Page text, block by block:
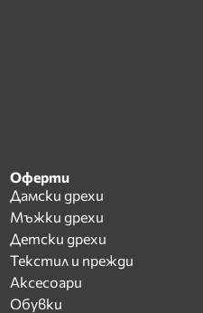
Оферти
Дамски дрехи
Мъжки дрехи
Детски дрехи
Текстил и прежди
Аксесоари
Обувки